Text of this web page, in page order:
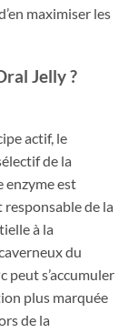
maximiser les
Jelly ?
actif, le
de la
enzyme est
de la
à la
du
peut s’accumuler
plus marquée
de la